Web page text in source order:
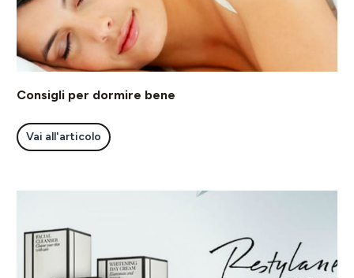
Consigli per dormire bene
Vai all'articolo